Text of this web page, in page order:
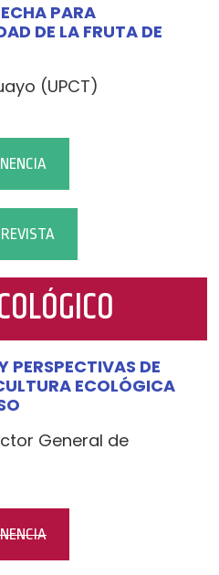
PARA
DE LA FRUTA DE
(UPCT)
PERSPECTIVAS DE
ECOLÓGICA
General de